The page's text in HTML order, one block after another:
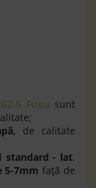
5 Fuxia sunt
de calitate
standard - lat.
5-7mmfaţă de